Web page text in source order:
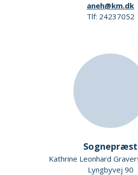
aneh@km.dk
Tlf: 24237052
Sognepræst
Kathrine Leonhard
Lyngbyvej 90